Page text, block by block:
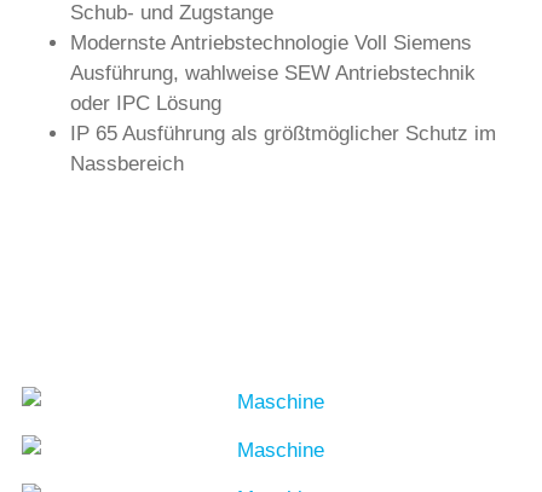
Schub- und Zugstange
Modernste Antriebstechnologie Voll Siemens
Ausführung, wahlweise SEW Antriebstechnik
oder IPC Lösung
IP 65 Ausführung als größtmöglicher Schutz im
Nassbereich